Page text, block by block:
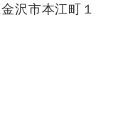
沢市本江町１